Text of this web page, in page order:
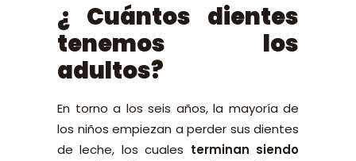
¿ Cuántos dientes
tenemos los
adultos?
En torno a los seis años, la mayoría de
los niños empiezan a perder sus dientes
de leche, los cuales terminan siendo